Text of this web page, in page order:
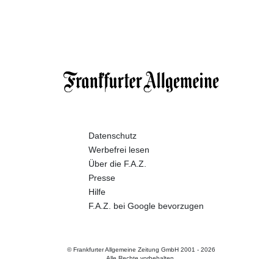
Datenschutz
Werbefrei lesen
Über die F.A.Z.
Presse
Hilfe
F.A.Z. bei Google bevorzugen
© Frankfurter Allgemeine Zeitung GmbH 2001 - 2026